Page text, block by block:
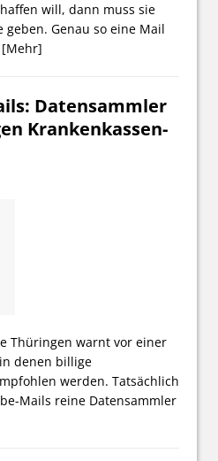
will, dann muss sie
Genau so eine Mail
[Mehr]
Datensammler
Krankenkassen-
Thüringen warnt vor einer
denen billige
werden. Tatsächlich
Mails reine Datensammler